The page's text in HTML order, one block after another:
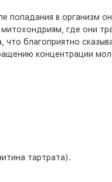
в организм
где они
благоприятно
концентрации
тартрата).